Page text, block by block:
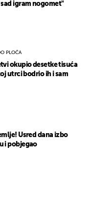
sad igram nogomet"
PLOČA
okupio desetke tisuća
utrci bodrio ih i sam
Usred dana izbo
i pobjegao